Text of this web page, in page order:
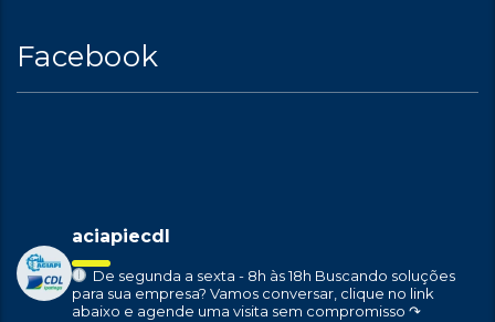
Facebook
aciapiecdl
De segunda a sexta - 8h às 18h Buscando soluções
para sua empresa? Vamos conversar, clique no link
abaixo e agende uma visita sem compromisso ↷